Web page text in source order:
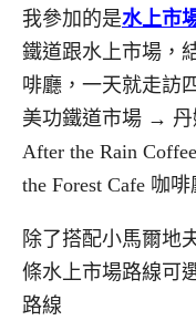
我參加的是水上市
鐵道跟水上市場，
啡廳，一天就走訪
美功鐵道市場 →
After the Rain
the Forest Cafe 咖啡
除了搭配小馬爾地
條水上市場路線可
路線